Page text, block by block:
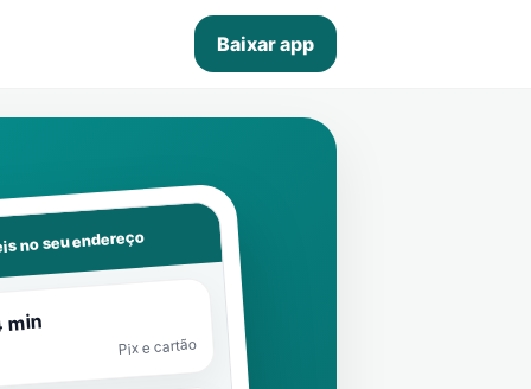
Baixar app
no seu endereço
min
Pix e cartão